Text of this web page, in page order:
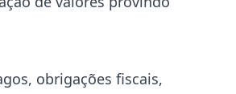
obrigações fiscais,